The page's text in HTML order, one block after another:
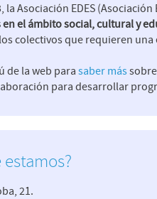
la Asociación EDES
en el ámbito social, cultural y
colectivos que requieren
de la web para saber más
para desarrollar
estamos?
21.